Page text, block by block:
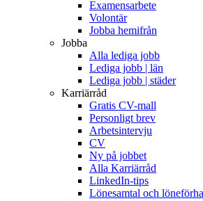
Examensarbete
Volontär
Jobba hemifrån
Jobba
Alla lediga jobb
Lediga jobb | län
Lediga jobb | städer
Karriärråd
Gratis CV-mall
Personligt brev
Arbetsintervju
CV
Ny på jobbet
Alla Karriärråd
LinkedIn-tips
Lönesamtal och